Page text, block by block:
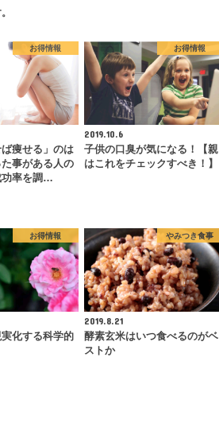
お得情報
ば痩せる」のは
事がある人の
功率を調…
お得情報
2019.10.6
子供の口臭が気になる！【親
はこれをチェックすべき！】
お得情報
化する科学的
やみつき食事
2019.8.21
酵素玄米はいつ食べるのがベ
ストか